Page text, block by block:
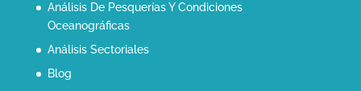
Análisis De Pesquerías Y Condiciones
Oceanográficas
Análisis Sectoriales
Blog